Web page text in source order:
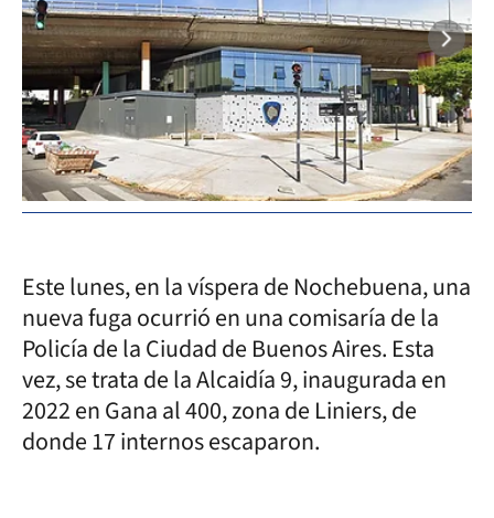
Este lunes, en la víspera de Nochebuena, una
nueva fuga ocurrió en una comisaría de la
Policía de la Ciudad de Buenos Aires. Esta
vez, se trata de la Alcaidía 9, inaugurada en
2022 en Gana al 400, zona de Liniers, de
donde 17 internos escaparon.